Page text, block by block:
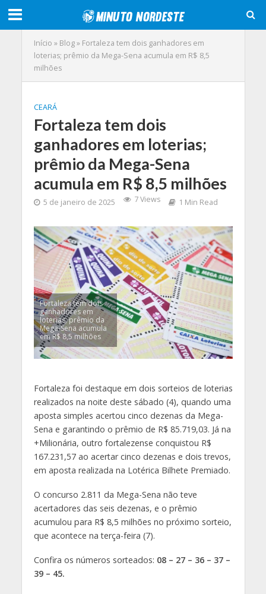
Início » Blog» Fortaleza tem dois ganhadores em
loterias; prêmio da Mega-Sena acumula em R$ 8,5
milhões
CEARÁ
Fortaleza tem dois
ganhadores em loterias;
prêmio da Mega-Sena
acumula em R$ 8,5 milhões
5 de janeiro de 2025 7 Views 1 Min Read
Fortaleza tem dois
ganhadores em
loterias; prêmio da
Mega-Sena acumula
em R$ 8,5 milhões
Fortaleza foi destaque em dois sorteios de loterias
realizados na noite deste sábado (4), quando uma
aposta simples acertou cinco dezenas da Mega-
Sena e garantindo o prêmio de R$ 85.719,03. Já na
+Milionária, outro fortalezense conquistou R$
167.231,57 ao acertar cinco dezenas e dois trevos,
em aposta realizada na Lotérica Bilhete Premiado.
O concurso 2.811 da Mega-Sena não teve
acertadores das seis dezenas, e o prêmio
acumulou para R$ 8,5 milhões no próximo sorteio,
que acontece na terça-feira (7).
Confira os números sorteados: 08 – 27 – 36 – 37 –
39 – 45.